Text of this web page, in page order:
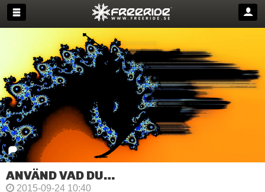
ANVÄND VAD DU…
2015-09-24 10:40